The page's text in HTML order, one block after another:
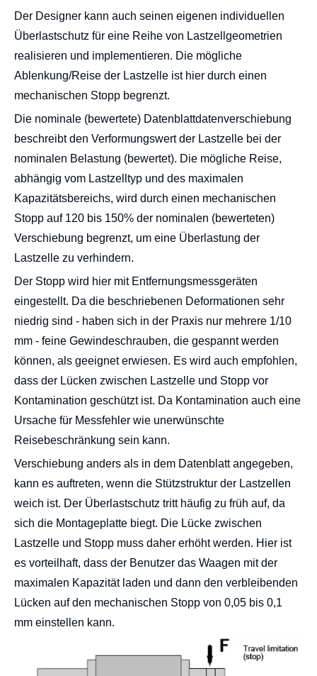
Der Designer kann auch seinen eigenen individuellen
Überlastschutz für eine Reihe von Lastzellgeometrien
realisieren und implementieren. Die mögliche
Ablenkung/Reise der Lastzelle ist hier durch einen
mechanischen Stopp begrenzt.
Die nominale (bewertete) Datenblattdatenverschiebung
beschreibt den Verformungswert der Lastzelle bei der
nominalen Belastung (bewertet). Die mögliche Reise,
abhängig vom Lastzelltyp und des maximalen
Kapazitätsbereichs, wird durch einen mechanischen
Stopp auf 120 bis 150% der nominalen (bewerteten)
Verschiebung begrenzt, um eine Überlastung der
Lastzelle zu verhindern.
Der Stopp wird hier mit Entfernungsmessgeräten
eingestellt. Da die beschriebenen Deformationen sehr
niedrig sind - haben sich in der Praxis nur mehrere 1/10
mm - feine Gewindeschrauben, die gespannt werden
können, als geeignet erwiesen. Es wird auch empfohlen,
dass der Lücken zwischen Lastzelle und Stopp vor
Kontamination geschützt ist. Da Kontamination auch eine
Ursache für Messfehler wie unerwünschte
Reisebeschränkung sein kann.
Verschiebung anders als in dem Datenblatt angegeben,
kann es auftreten, wenn die Stützstruktur der Lastzellen
weich ist. Der Überlastschutz tritt häufig zu früh auf, da
sich die Montageplatte biegt. Die Lücke zwischen
Lastzelle und Stopp muss daher erhöht werden. Hier ist
es vorteilhaft, dass der Benutzer das Waagen mit der
maximalen Kapazität laden und dann den verbleibenden
Lücken auf den mechanischen Stopp von 0,05 bis 0,1
mm einstellen kann.